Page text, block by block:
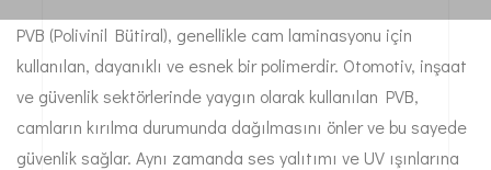
PVB (Polivinil Bütiral), genellikle cam laminasyonu için
kullanılan, dayanıklı ve esnek bir polimerdir. Otomotiv, inşaat
ve güvenlik sektörlerinde yaygın olarak kullanılan PVB,
camların kırılma durumunda dağılmasını önler ve bu sayede
güvenlik sağlar. Aynı zamanda ses yalıtımı ve UV ışınlarına